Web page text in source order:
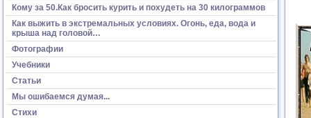
Кому за 50.Как бросить курить и похудеть на 30 килограммов
Как выжить в экстремальных условиях. Огонь, еда, вода и
крыша над головой…
Фотографии
Учебники
Статьи
Мы ошибаемся думая...
Стихи